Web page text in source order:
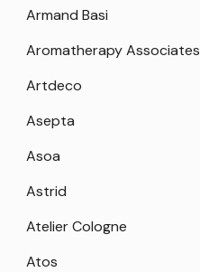
Armand Basi
Aromatherapy Associates
Artdeco
Asepta
Asoa
Astrid
Atelier Cologne
Atos